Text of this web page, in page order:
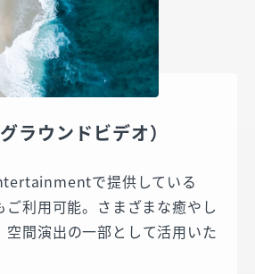
ラウンドビデオ）
で提供している
ご利用可能。さまざまな癒やし
空間演出の一部として活用いた